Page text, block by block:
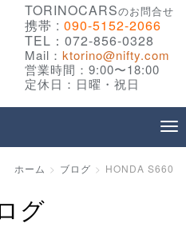
TORINOCARSのお問合せ
携帯 : 090-5152-2066
TEL：072-856-0328
Mail： ktorino@nifty.com
営業時間：9:00〜18:00
定休日：日曜・祝日
ホーム ブログ HONDA S660
グ